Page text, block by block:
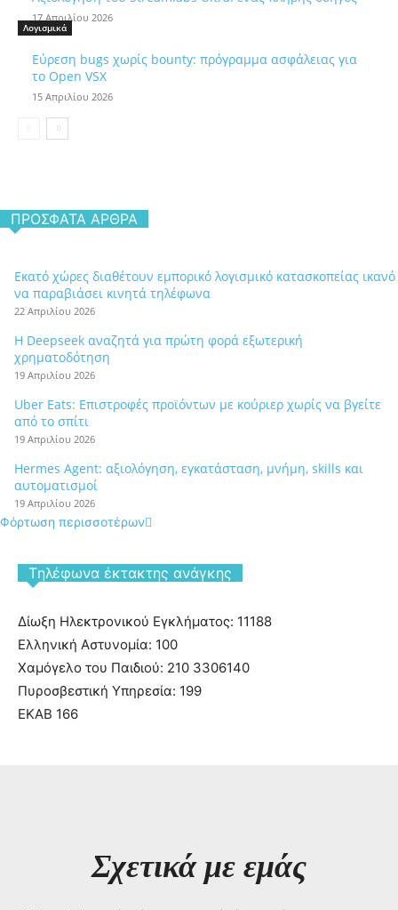
17 Απριλίου 2026
Λογισμικά
Εύρεση bugs χωρίς bounty: πρόγραμμα ασφάλειας για
το Open VSX
15 Απριλίου 2026
ΠΡΌΣΦΑΤΑ ΆΡΘΡΑ
Εκατό χώρες διαθέτουν εμπορικό λογισμικό κατασκοπείας ικανό
να παραβιάσει κινητά τηλέφωνα
22 Απριλίου 2026
Η Deepseek αναζητά για πρώτη φορά εξωτερική
χρηματοδότηση
19 Απριλίου 2026
Uber Eats: Επιστροφές προϊόντων με κούριερ χωρίς να βγείτε
από το σπίτι
19 Απριλίου 2026
Hermes Agent: αξιολόγηση, εγκατάσταση, μνήμη, skills και
αυτοματισμοί
19 Απριλίου 2026
Φόρτωση περισσοτέρων
Tηλέφωνα έκτακτης ανάγκης
Δίωξη Ηλεκτρονικού Εγκλήματος: 11188
Ελληνική Αστυνομία: 100
Χαμόγελο του Παιδιού: 210 3306140
Πυροσβεστική Υπηρεσία: 199
ΕΚΑΒ 166
Σχετικά με εμάς